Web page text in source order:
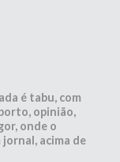
é tabu, com
opinião,
onde o
acima de